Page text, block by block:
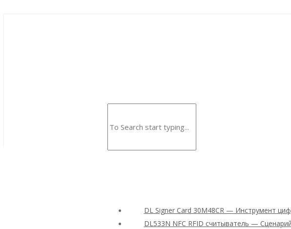
DL Signer Card 30M48CR — Инструмент
DL533N NFC RFID считыватель —